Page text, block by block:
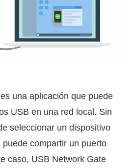
es una aplicación que puede
USB en una red local. Sin
seleccionar un dispositivo
compartir un puerto
caso, USB Network Gate